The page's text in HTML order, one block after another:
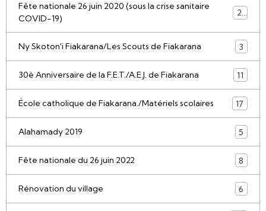
Fête nationale 26 juin 2020 (sous la crise sanitaire
COVID-19)
21
Ny Skoton'i Fiakarana/Les Scouts de Fiakarana 3
30è Anniversaire de la F.E.T./A.E.J. de Fiakarana 11
École catholique de Fiakarana./Matériels scolaires 17
Alahamady 2019 5
Fête nationale du 26 juin 2022 8
Rénovation du village 6